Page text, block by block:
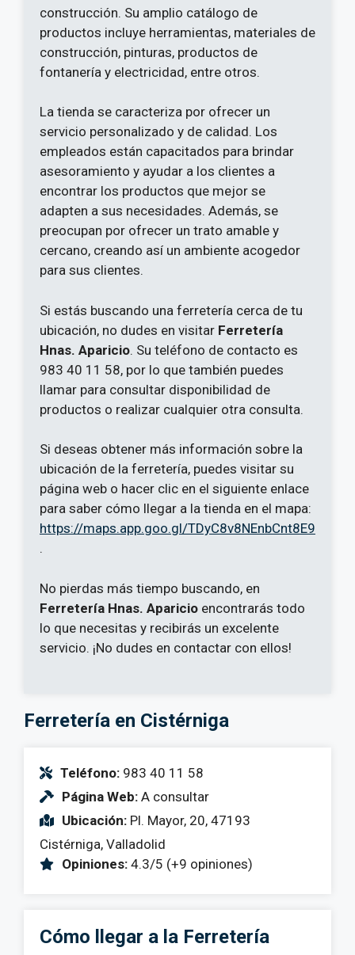
construcción. Su amplio catálogo de
productos incluye herramientas, materiales de
construcción, pinturas, productos de
fontanería y electricidad, entre otros.
La tienda se caracteriza por ofrecer un
servicio personalizado y de calidad. Los
empleados están capacitados para brindar
asesoramiento y ayudar a los clientes a
encontrar los productos que mejor se
adapten a sus necesidades. Además, se
preocupan por ofrecer un trato amable y
cercano, creando así un ambiente acogedor
para sus clientes.
Si estás buscando una ferretería cerca de tu
ubicación, no dudes en visitar Ferretería
Hnas. Aparicio. Su teléfono de contacto es
983 40 11 58, por lo que también puedes
llamar para consultar disponibilidad de
productos o realizar cualquier otra consulta.
Si deseas obtener más información sobre la
ubicación de la ferretería, puedes visitar su
página web o hacer clic en el siguiente enlace
para saber cómo llegar a la tienda en el mapa:
https://maps.app.goo.gl/TDyC8v8NEnbCnt8E9
.
No pierdas más tiempo buscando, en
Ferretería Hnas. Aparicio encontrarás todo
lo que necesitas y recibirás un excelente
servicio. ¡No dudes en contactar con ellos!
Ferretería en Cistérniga
Teléfono: 983 40 11 58
Página Web: A consultar
Ubicación: Pl. Mayor, 20, 47193
Cistérniga, Valladolid
Opiniones: 4.3/5 (+9 opiniones)
Cómo llegar a la Ferretería